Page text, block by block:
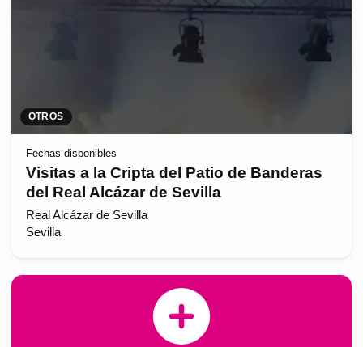
OTROS
Fechas disponibles
Visitas a la Cripta del Patio de Banderas
del Real Alcázar de Sevilla
Real Alcázar de Sevilla
Sevilla